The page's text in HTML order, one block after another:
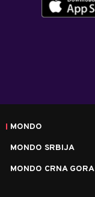
MONDO
MONDO SRBIJA
MONDO CRNA GORA